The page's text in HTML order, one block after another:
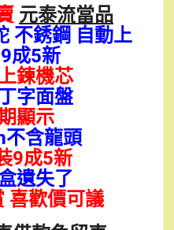
元泰流當品
不銹鋼 自動上
成5新
鍊機芯
字面盤
顯示
含龍頭
9成5新
遺失了
喜歡價可議